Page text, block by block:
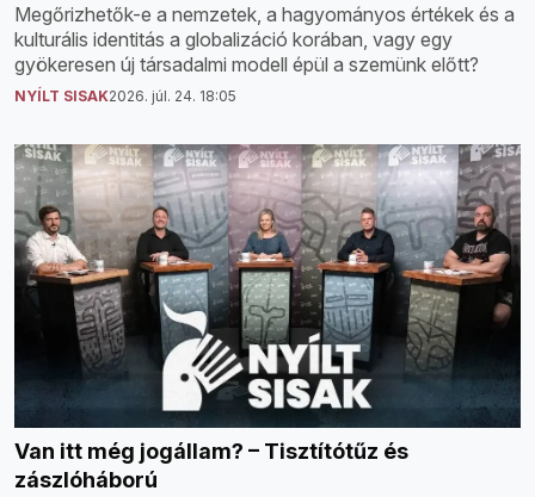
Megőrizhetők-e a nemzetek, a hagyományos értékek és a
kulturális identitás a globalizáció korában, vagy egy
gyökeresen új társadalmi modell épül a szemünk előtt?
NYÍLT SISAK2026. júl. 24. 18:05
Van itt még jogállam? – Tisztítótűz és
zászlóháború